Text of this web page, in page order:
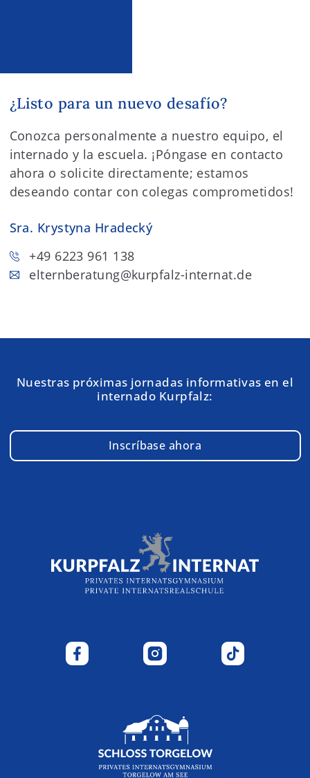
¿Listo para un nuevo desafío?
Conozca personalmente a nuestro equipo, el
internado y la escuela. ¡Póngase en contacto
ahora o solicite directamente; estamos
deseando contar con colegas comprometidos!
Sra. Krystyna Hradecký
+49 6223 961 138
elternberatung@kurpfalz-internat.de
Nuestras próximas jornadas informativas en el
internado Kurpfalz:
Inscríbase ahora